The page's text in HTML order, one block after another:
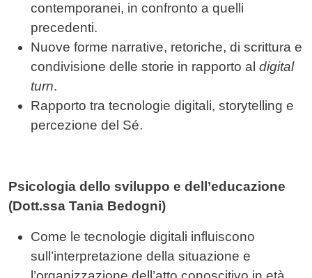
contemporanei, in confronto a quelli
precedenti.
Nuove forme narrative, retoriche, di scrittura e
condivisione delle storie in rapporto al digital
turn.
Rapporto tra tecnologie digitali, storytelling e
percezione del Sé.
Psicologia dello sviluppo e dell’educazione
(Dott.ssa Tania Bedogni)
Come le tecnologie digitali influiscono
sull’interpretazione della situazione e